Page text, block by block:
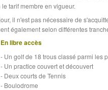
le tarif membre en vigueur.
il n'est pas nécessaire de
également selon différentes
En libre accès
- Un golf de 18 trous classé parmi les
- Un practice couvert et découvert
- Deux courts de Tennis
- Boulodrome